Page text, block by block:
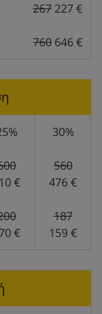
267227 €
760 646 €
30%
€
560
476 €
€
187
159 €